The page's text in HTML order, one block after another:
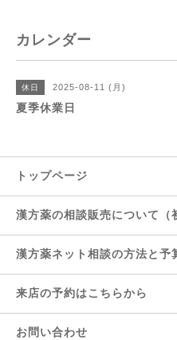
カレンダー
休日 2025-08-11 (月)
夏季休業日
トップページ
漢方薬の相談販売について（
漢方薬ネット相談の方法と予
来店の予約はこちらから
お問い合わせ